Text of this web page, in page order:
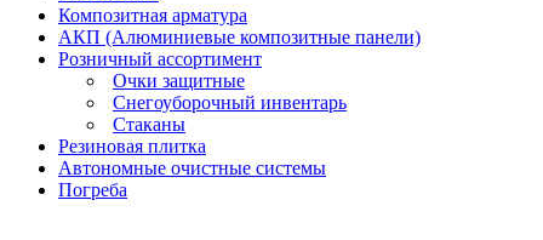
Композитная арматура
АКП (Алюминиевые композитные панели)
Розничный ассортимент
Очки защитные
Снегоуборочный инвентарь
Стаканы
Резиновая плитка
Автономные очистные системы
Погреба